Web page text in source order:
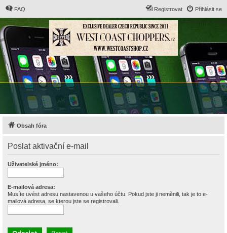
FAQ Přihlásit se
Registrovat
Obsah fóra
Poslat aktivační e-mail
Uživatelské jméno:
E-mailová adresa:
Musíte uvést adresu nastavenou u vašeho účtu. Pokud jste ji neměnili, tak je to e-
mailová adresa, se kterou jste se registrovali.